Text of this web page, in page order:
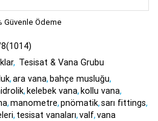
Güvenle Ödeme
, Tesisat & Vana Grubu
,ara vana,bahçe musluğu,
,kelebek vana,kollu vana,
,manometre,pnömatik,sarı fittings,
, tesisat vanaları,valf,vana